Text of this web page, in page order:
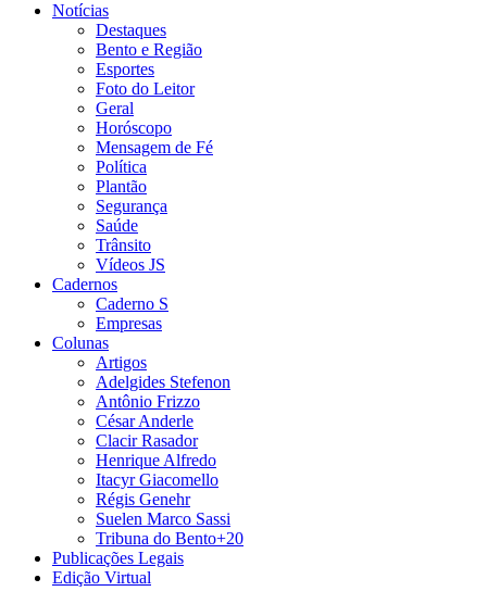
Notícias
Destaques
Bento e Região
Esportes
Foto do Leitor
Geral
Horóscopo
Mensagem de Fé
Política
Plantão
Segurança
Saúde
Trânsito
Vídeos JS
Cadernos
Caderno S
Empresas
Colunas
Artigos
Adelgides Stefenon
Antônio Frizzo
César Anderle
Clacir Rasador
Henrique Alfredo
Itacyr Giacomello
Régis Genehr
Suelen Marco Sassi
Tribuna do Bento+20
Publicações Legais
Edição Virtual